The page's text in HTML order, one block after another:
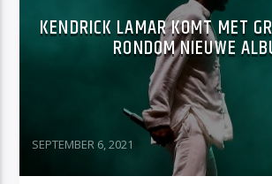
KENDRICK LAMAR KOMT MET
RONDOM NIEUWE
SEPTEMBER 6, 2021